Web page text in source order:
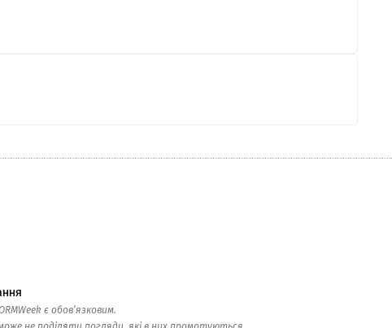
є обов’язковим.